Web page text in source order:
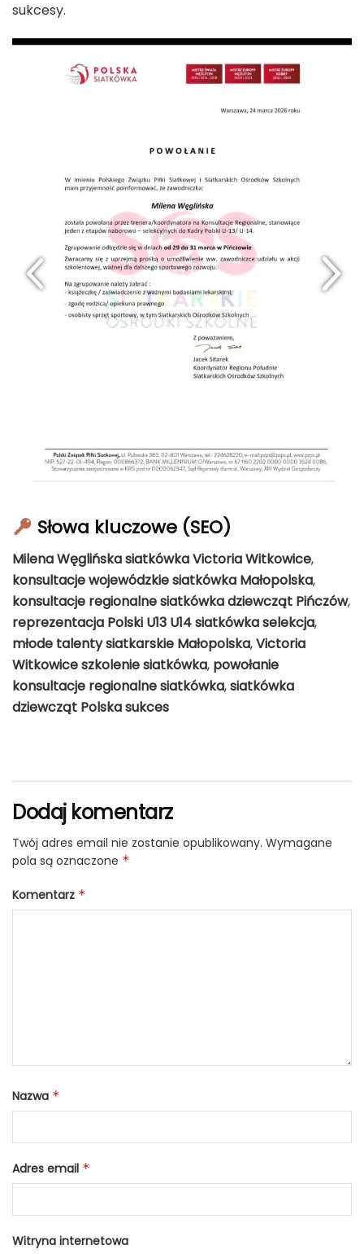
sukcesy.
Słowa kluczowe (SEO)
Milena Węglińska siatkówka Victoria Witkowice,
konsultacje wojewódzkie siatkówka Małopolska,
konsultacje regionalne siatkówka dziewcząt Pińczów,
reprezentacja Polski U13 U14 siatkówka selekcja,
młode talenty siatkarskie Małopolska,Victoria
Witkowice szkolenie siatkówka, powołanie
konsultacje regionalne siatkówka,siatkówka
dziewcząt Polska sukces
Dodaj komentarz
Twój adres email nie zostanie opublikowany. Wymagane
pola są oznaczone *
Komentarz *
Nazwa *
Adres email *
Witryna internetowa